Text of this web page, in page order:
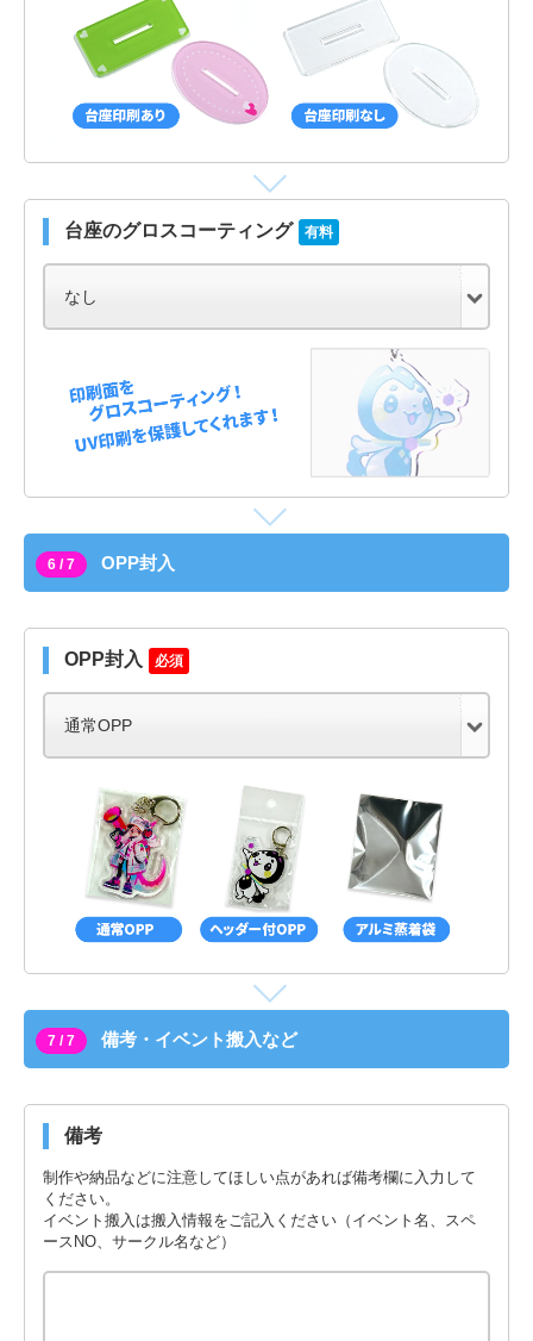
台座のグロスコーティング 有料
6 / 7 OPP封入
OPP封入 必須
7 / 7 備考・イベント搬入など
備考
制作や納品などに注意してほしい点があれば備考欄に入力して
ください。
イベント搬入は搬入情報をご記入ください（イベント名、スペ
ースNO、サークル名など）